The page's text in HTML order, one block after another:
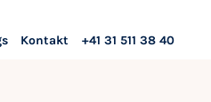
Kontakt +41 31 511 38 40